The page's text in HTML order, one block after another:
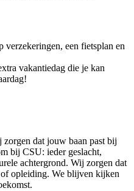
een fietsplan en
vakantiedag die je kan
dat jouw baan past bij
bij CSU: ieder geslacht,
achtergrond. Wij zorgen dat
opleiding. We blijven kijken